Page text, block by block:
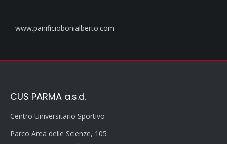
www.panificiobonialberto.com
CUS PARMA a.s.d.
Centro Universitario Sportivo
Parco Area delle Scienze, 105